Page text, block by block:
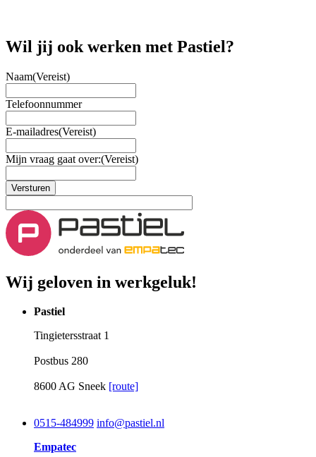
Wil jij ook werken met Pastiel?
Naam(Vereist)
Telefoonnummer
E-mailadres(Vereist)
Mijn vraag gaat over:(Vereist)
Versturen
Wij geloven in werkgeluk!
Pastiel
Tingietersstraat 1
Postbus 280
8600 AG Sneek [route]
0515-484999 info@pastiel.nl
Empatec